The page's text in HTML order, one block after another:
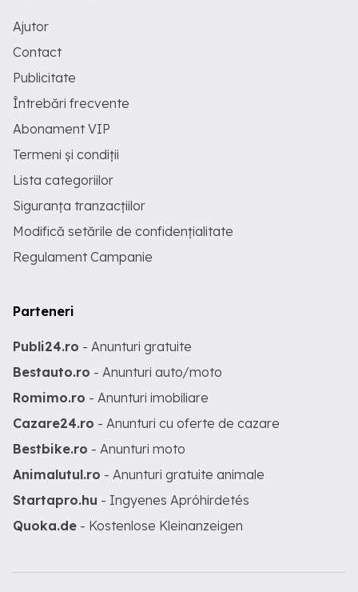
Ajutor
Contact
Publicitate
Întrebări frecvente
Abonament VIP
Termeni și condiții
Lista categoriilor
Siguranța tranzacțiilor
Modifică setările de confidențialitate
Regulament Campanie
Parteneri
Publi24.ro - Anunturi gratuite
Bestauto.ro - Anunturi auto/moto
Romimo.ro - Anunturi imobiliare
Cazare24.ro - Anunturi cu oferte de cazare
Bestbike.ro - Anunturi moto
Animalutul.ro - Anunturi gratuite animale
Startapro.hu - Ingyenes Apróhirdetés
Quoka.de - Kostenlose Kleinanzeigen